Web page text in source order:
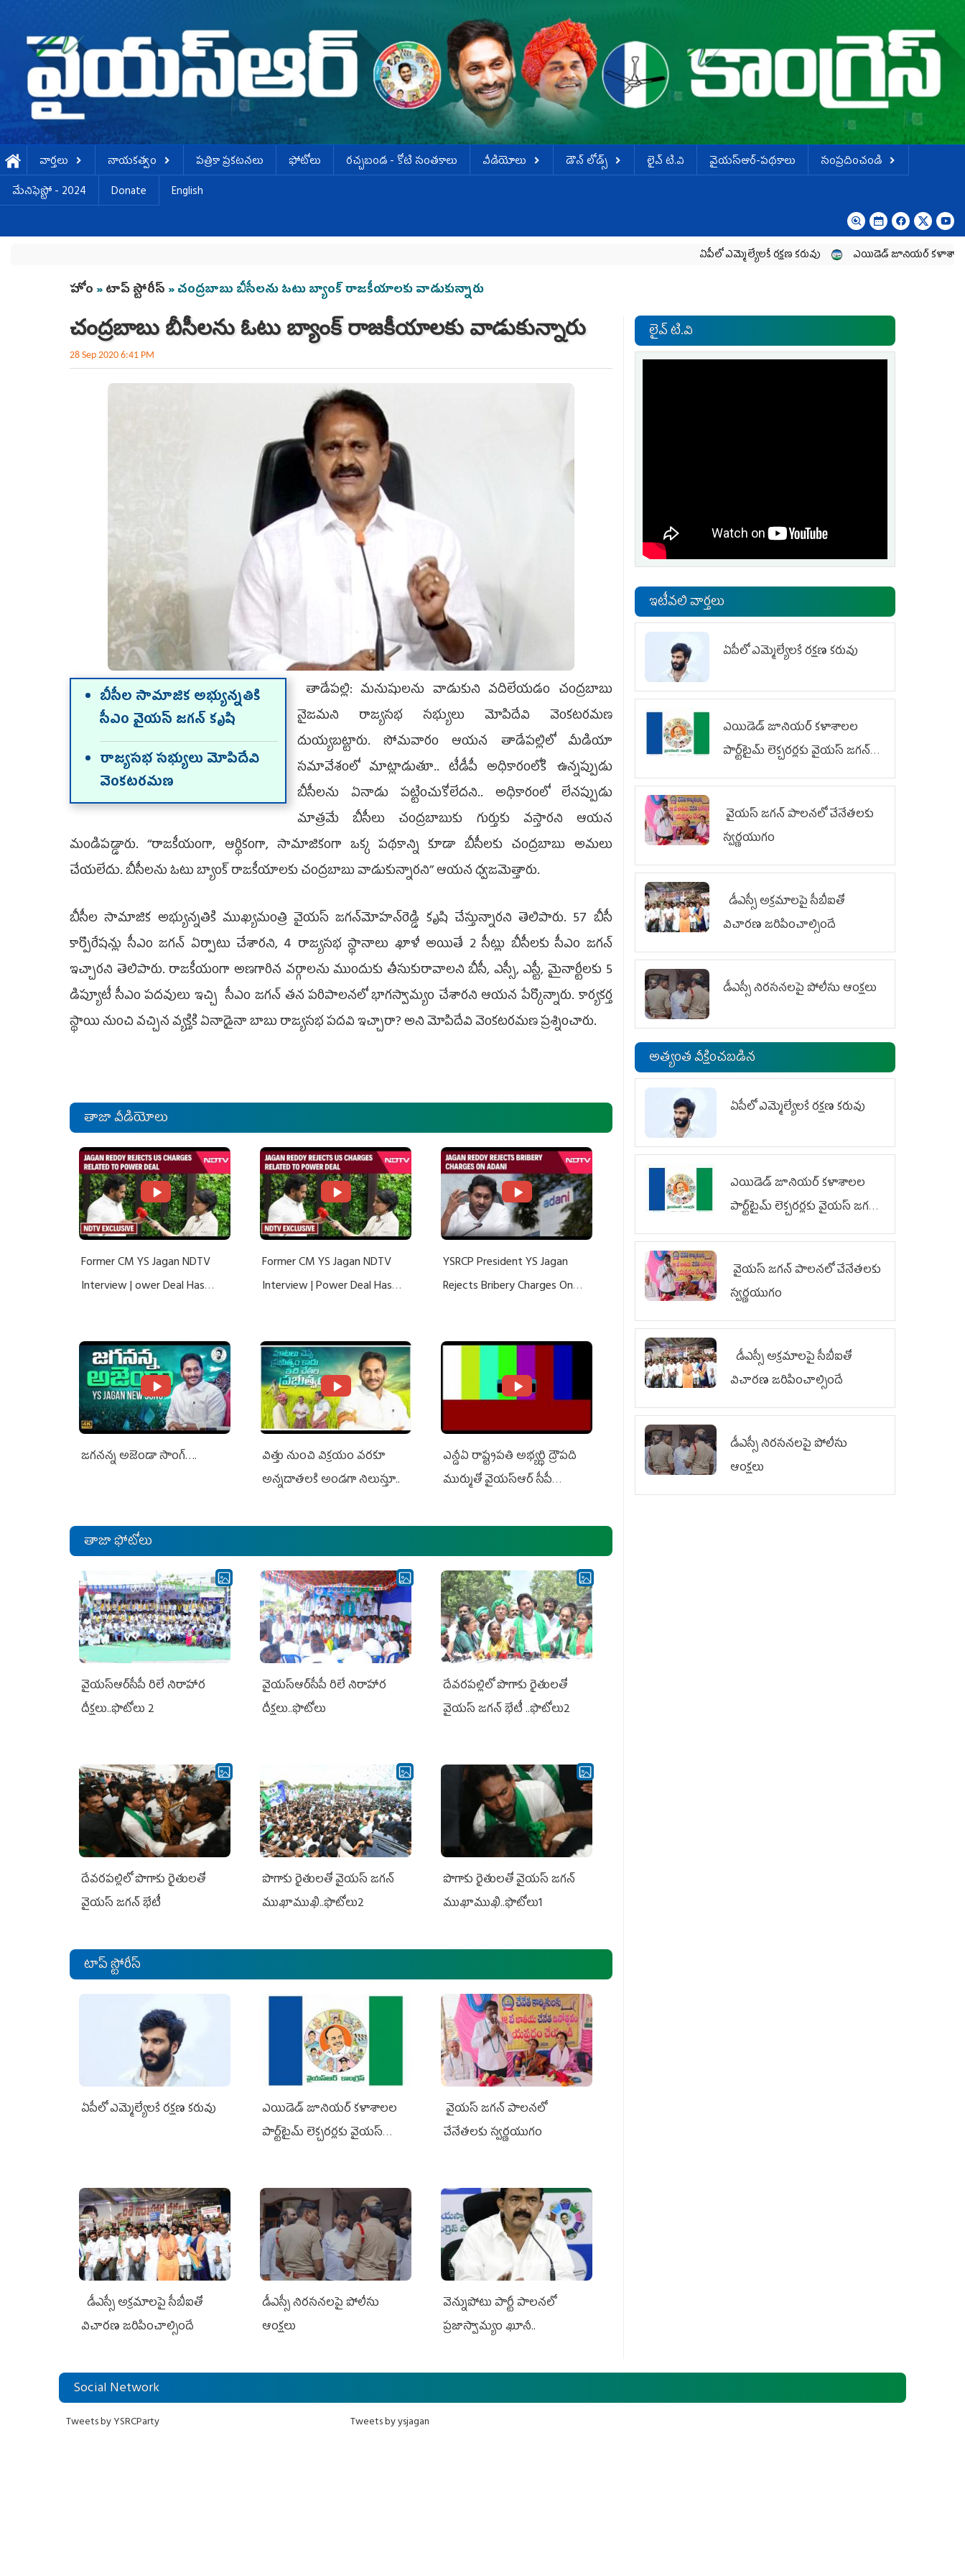
వార్తలు నాయకత్వం పత్రికా ప్రకటనలు ఫోటోలు ర‌చ్చ‌బండ‌ - కోటి సంత‌కాలు వీడియోలు డౌన్ లోడ్స్ లైవ్ టి.వి వైయస్ఆర్-పథకాలు
సంప్రదించండి
మేనిఫెస్టో - 2024
Donate English
ఏపీలో ఎమ్మెల్యేల‌కే ర‌క్ష‌ణ క‌రువు ఎయిడెడ్‌ జూనియర్‌ కళాశాలల పార్ట్‌టైమ్‌
You are here
హోం »టాప్ స్టోరీస్ » చంద్ర‌బాబు బీసీలను ఓటు బ్యాంక్ రాజకీయాలకు వాడుకున్నారు
చంద్ర‌బాబు బీసీలను ఓటు బ్యాంక్ రాజకీయాలకు వాడుకున్నారు
28 Sep 2020 6:41 PM
బీసీల సామాజిక అభ్యున్నతికి
సీఎం వైయ‌స్ జగన్‌ కృషి
రాజ్యసభ సభ్యులు మోపిదేవి
వెంకటరమణ
తాడేపల్లి: మనుషులను వాడుకుని వదిలేయడం చంద్రబాబు
నైజమని రాజ్యసభ సభ్యులు మోపిదేవి వెంకటరమణ
దుయ్యబట్టారు. సోమవారం ఆయన తాడేపల్లిలో మీడియా
సమావేశంలో మాట్లాడుతూ.. టీడీపీ అధికారంలోకి ఉన్నప్పుడు
బీసీలను ఏనాడు పట్టించుకోలేదని.. అధికారంలో లేనప్పుడు
మాత్రమే బీసీలు చంద్రబాబుకు గుర్తుకు వస్తారని ఆయన
మండిపడ్డారు. ‘‘రాజకీయంగా, ఆర్థికంగా, సామాజికంగా ఒక్క పథకాన్ని కూడా బీసీలకు చంద్రబాబు అమలు
చేయలేదు. బీసీలను ఓటు బ్యాంక్ రాజకీయాలకు చంద్రబాబు వాడుకున్నారని’’ ఆయన ధ్వజమెత్తారు.
బీసీల సామాజిక అభ్యున్నతికి ముఖ్యమంత్రి వైయ‌స్‌ జగన్‌మోహన్‌రెడ్డి కృషి చేస్తున్నారని తెలిపారు. 57 బీసీ
కార్పొరేషన్లు సీఎం జగన్ ఏర్పాటు చేశారని, 4 రాజ్యసభ స్థానాలు ఖాళీ అయితే 2 సీట్లు బీసీలకు సీఎం జగన్
ఇచ్చారని తెలిపారు. రాజకీయంగా అణగారిన వర్గాలను ముందుకు తీసుకురావాలని బీసీ, ఎస్సీ, ఎస్టీ, మైనార్టీలకు 5
డిప్యూటీ సీఎం పదవులు ఇచ్చి సీఎం జగన్ తన పరిపాలనలో భాగస్వామ్యం చేశారని ఆయన పేర్కొన్నారు. కార్యకర్త
స్థాయి నుంచి వచ్చిన వ్యక్తికి ఏనాడైనా బాబు రాజ్యసభ పదవి ఇచ్చారా? అని మోపిదేవి వెంకటరమణ ప్రశ్నించారు.
తాజా వీడియోలు
Former CM YS Jagan NDTV
Interview | ower Deal Has
Former CM YS Jagan NDTV
Interview | Power Deal Has
YSRCP President YS Jagan
Rejects Bribery Charges On
జగనన్న అజెండా సాంగ్….
విత్తు నుంచి విక్రయం వరకూ
అన్నదాతలకి అండగా నిలుస్తూ..
ఎన్డీఏ రాష్ట్ర‌ప‌తి అభ్య‌ర్థి ద్రౌప‌ది
ముర్ముతో వైయ‌స్ఆర్ సీపీ
ఎమ్మెల్యేలు, ఎంపీల స‌మావేశం
తాజా ఫోటోలు
వైయ‌స్ఆర్‌సీపీ రిలే నిరాహార
దీక్షలు..ఫొటోలు 2
వైయ‌స్ఆర్‌సీపీ రిలే నిరాహార
దీక్షలు..ఫొటోలు
దేవరపల్లిలో పొగాకు రైతులతో
వైయస్ జగన్ భేటీ ..ఫొటోలు2
దేవరపల్లిలో పొగాకు రైతులతో
వైయస్ జగన్ భేటీ
పొగాకు రైతుల‌తో వైయ‌స్ జ‌గ‌న్
ముఖాముఖి..ఫొటోలు2
పొగాకు రైతుల‌తో వైయ‌స్ జ‌గ‌న్
ముఖాముఖి..ఫొటోలు1
టాప్ స్టోరీస్
ఏపీలో ఎమ్మెల్యేల‌కే ర‌క్ష‌ణ క‌రువు
ఎయిడెడ్‌ జూనియర్‌ కళాశాలల
పార్ట్‌టైమ్‌ లెక్చరర్లకు వైయ‌స్
వైయ‌స్ జగన్ పాలనలో
చేనేతలకు స్వర్ణయుగం
డీఎస్సీ అక్రమాలపై సీబీఐతో
విచారణ జరిపించాల్సిందే
డీఎస్సీ నిరసనలపై పోలీసు
ఆంక్షలు
వెన్నుపోటు పార్టీ పాలనలో
ప్రజాస్వామ్యం ఖూనీ..
లైవ్ టి.వి
ఇటీవలి వార్తలు
ఏపీలో ఎమ్మెల్యేల‌కే ర‌క్ష‌ణ క‌రువు
ఎయిడెడ్‌ జూనియర్‌ కళాశాలల
పార్ట్‌టైమ్‌ లెక్చరర్లకు వైయ‌స్ జగన్
భరోసా
వైయ‌స్ జగన్ పాలనలో చేనేతలకు
స్వర్ణయుగం
డీఎస్సీ అక్రమాలపై సీబీఐతో
విచారణ జరిపించాల్సిందే
డీఎస్సీ నిరసనలపై పోలీసు ఆంక్షలు
అత్యంత వీక్షించబడిన
ఏపీలో ఎమ్మెల్యేల‌కే ర‌క్ష‌ణ క‌రువు
ఎయిడెడ్‌ జూనియర్‌ కళాశాలల
పార్ట్‌టైమ్‌ లెక్చరర్లకు వైయ‌స్ జగన్
భరోసా
వైయ‌స్ జగన్ పాలనలో చేనేతలకు
స్వర్ణయుగం
డీఎస్సీ అక్రమాలపై సీబీఐతో
విచారణ జరిపించాల్సిందే
డీఎస్సీ నిరసనలపై పోలీసు
ఆంక్షలు
Social Network
Tweets by YSRCParty Tweets by ysjagan